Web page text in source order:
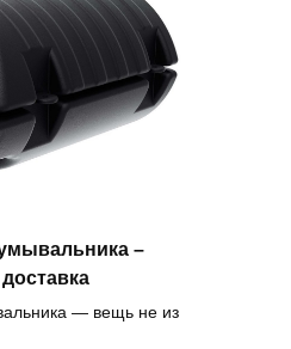
–
— вещь не из